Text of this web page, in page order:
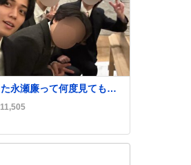
永瀬廉って何度見ても究
ずっと味する。美味い。
11,505